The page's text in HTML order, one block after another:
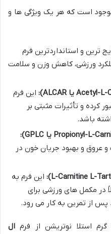
است که هر یک ویژگی ها و
ترین و استانداردترین فرم
ورزشی، کاهش وزن و سلامت
این فرم
کرده و تأثیرات مثبتی بر
باشد.
عروق و بهبود جریان خون در
این فرم به
مکمل های ورزشی برای
از تمرین به کار می رود.
ال